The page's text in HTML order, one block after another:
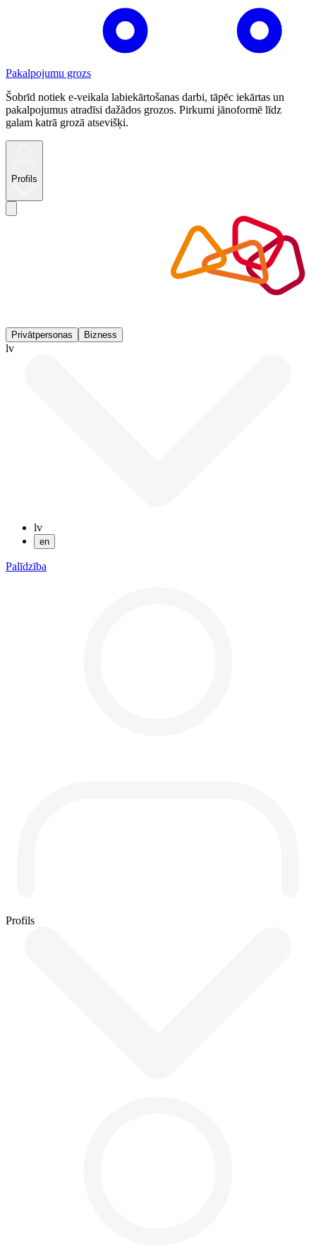
Pakalpojumu grozs
Šobrīd notiek e-veikala labiekārtošanas darbi, tāpēc iekārtas un
pakalpojumus atradīsi dažādos grozos. Pirkumi jānoformē līdz
galam katrā grozā atsevišķi.
Profils
Privātpersonas Bizness
lv
lv
en
Palīdzība
Profils